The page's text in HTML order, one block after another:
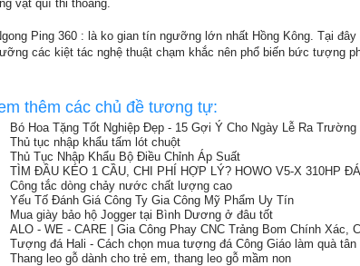
vật quí thi thoảng.
Ping 360 : là ko gian tín ngưỡng lớn nhất Hồng Kông. Tại
các kiệt tác nghệ thuật chạm khắc nên phổ biến bức tượng
thêm các chủ đề tương tự:
Bó Hoa Tặng Tốt Nghiệp Đẹp - 15 Gợi Ý Cho Ngày Lễ Ra Trường
Thủ tục nhập khẩu tấm lót chuột
Thủ Tục Nhập Khẩu Bộ Điều Chỉnh Áp Suất
TÌM ĐẦU KÉO 1 CẦU, CHI PHÍ HỢP LÝ? HOWO V5-X 310HP
Công tắc dòng chảy nước chất lượng cao
Yếu Tố Đánh Giá Công Ty Gia Công Mỹ Phẩm Uy Tín
Mua giày bảo hộ Jogger tại Bình Dương ở đâu tốt
ALO - WE - CARE | Gia Công Phay CNC Trảng Bom Chính Xác,
Tượng đá Hali - Cách chọn mua tượng đá Công Giáo làm quà tân
Thang leo gỗ dành cho trẻ em, thang leo gỗ mầm non